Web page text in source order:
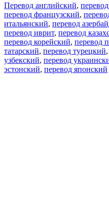
Перевод английский,
перевод французский,
итальянский, перевод
перевод иврит, перевод
перевод корейский, перевод
татарский, перевод турецкий,
узбекский, перевод
эстонский, перевод японский